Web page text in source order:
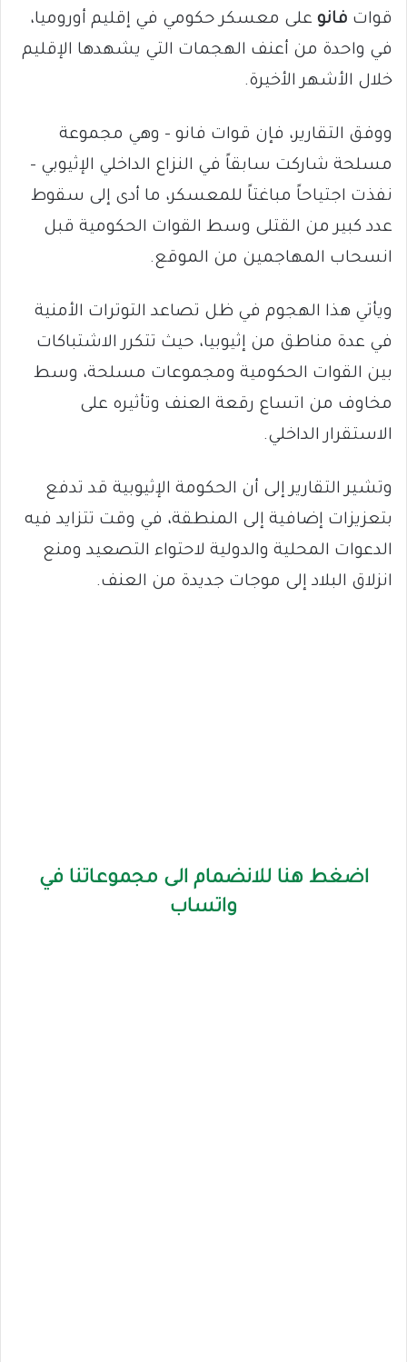
قوات فانو على معسكر حكومي في إقليم أوروميا،
في واحدة من أعنف الهجمات التي يشهدها الإقليم
خلال الأشهر الأخيرة.
ووفق التقارير، فإن قوات فانو – وهي مجموعة
مسلحة شاركت سابقاً في النزاع الداخلي الإثيوبي –
نفذت اجتياحاً مباغتاً للمعسكر، ما أدى إلى سقوط
عدد كبير من القتلى وسط القوات الحكومية قبل
انسحاب المهاجمين من الموقع.
ويأتي هذا الهجوم في ظل تصاعد التوترات الأمنية
في عدة مناطق من إثيوبيا، حيث تتكرر الاشتباكات
بين القوات الحكومية ومجموعات مسلحة، وسط
مخاوف من اتساع رقعة العنف وتأثيره على
الاستقرار الداخلي.
وتشير التقارير إلى أن الحكومة الإثيوبية قد تدفع
بتعزيزات إضافية إلى المنطقة، في وقت تتزايد فيه
الدعوات المحلية والدولية لاحتواء التصعيد ومنع
انزلاق البلاد إلى موجات جديدة من العنف.
اضغط هنا للانضمام الى مجموعاتنا في
واتساب